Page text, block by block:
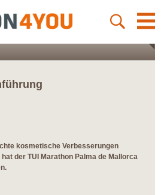
kosmetische Verbesserungen
der TUI Marathon Palma de Mallorca